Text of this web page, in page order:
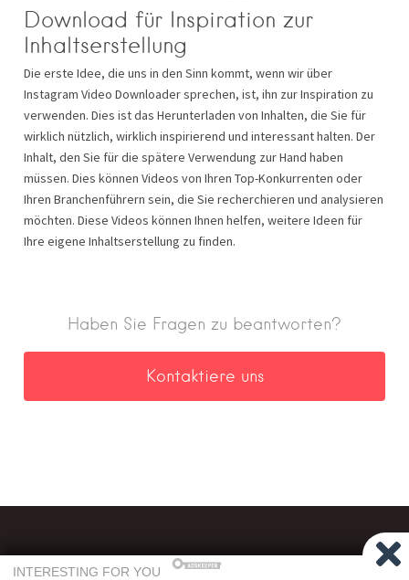
Download für Inspiration zur
Inhaltserstellung
Die erste Idee, die uns in den Sinn kommt, wenn wir über
Instagram Video Downloader sprechen, ist, ihn zur Inspiration zu
verwenden. Dies ist das Herunterladen von Inhalten, die Sie für
wirklich nützlich, wirklich inspirierend und interessant halten. Der
Inhalt, den Sie für die spätere Verwendung zur Hand haben
müssen. Dies können Videos von Ihren Top-Konkurrenten oder
Ihren Branchenführern sein, die Sie recherchieren und analysieren
möchten. Diese Videos können Ihnen helfen, weitere Ideen für
Ihre eigene Inhaltserstellung zu finden.
Haben Sie Fragen zu beantworten?
Kontaktiere uns
©GetFb.Net2026| Entwickelt mit♥vonPKL TEAM